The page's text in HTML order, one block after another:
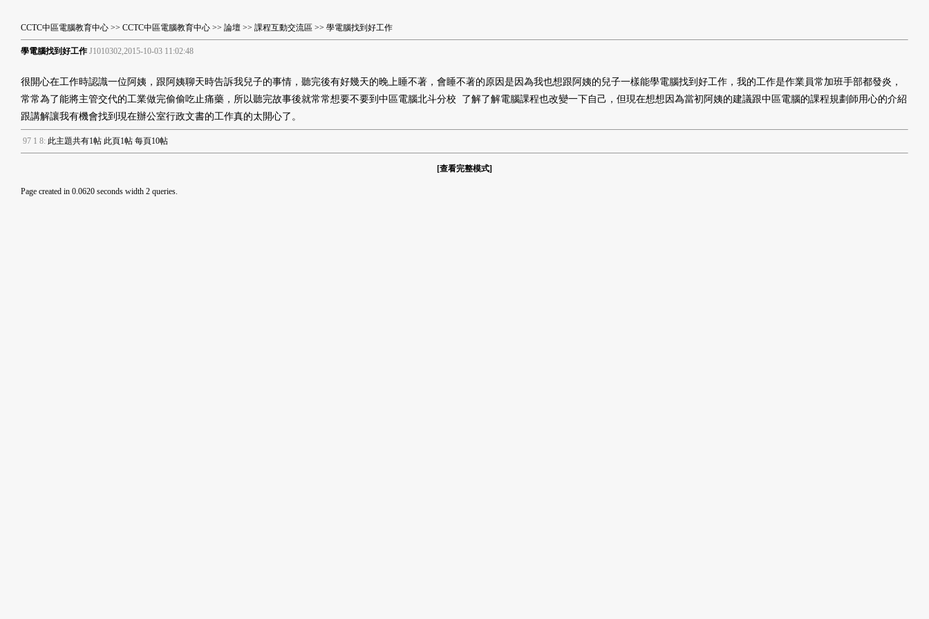
CCTC中區電腦教育中心 >> CCTC中區電腦教育中心 >> 論壇 >> 課程互動交流區 >> 學電腦找到好工作
學電腦找到好工作 J1010302,2015-10-03 11:02:48
很開心在工作時認識一位阿姨，跟阿姨聊天時告訴我兒子的事情，聽完後有好幾天的晚上睡不著，會睡不著的原因是因為我也想跟阿姨的兒子一樣能學電腦找到好工作，我的工作是作業員常加班手部都發炎，
常常為了能將主管交代的工業做完偷偷吃止痛藥，所以聽完故事後就常常想要不要到中區電腦北斗分校 了解了解電腦課程也改變一下自己，但現在想想因為當初阿姨的建議跟中區電腦的課程規劃師用心的介紹
跟講解讓我有機會找到現在辦公室行政文書的工作真的太開心了。
97 1 8: 此主題共有1帖 此頁1帖 每頁10帖
[查看完整模式]
Page created in 0.0620 seconds width 2 queries.